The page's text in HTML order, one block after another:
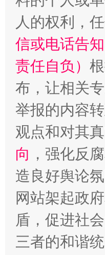
人的权利，
信或电话告
责任自负）
布，让相关
举报的内容
观点和对其真
向 ，强化反
造良好舆论
网站架起政
盾，促进社
三者的和谐